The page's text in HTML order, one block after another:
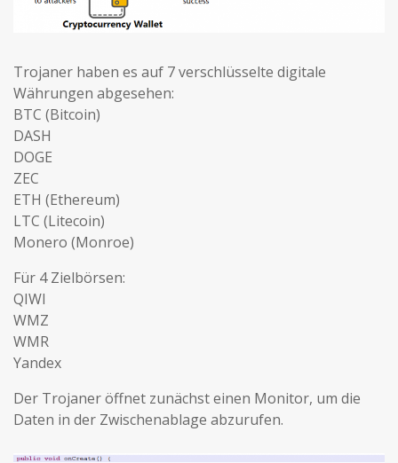
Trojaner haben es auf 7 verschlüsselte digitale
Währungen abgesehen:
BTC (Bitcoin)
DASH
DOGE
ZEC
ETH (Ethereum)
LTC (Litecoin)
Monero (Monroe)
Für 4 Zielbörsen:
QIWI
WMZ
WMR
Yandex
Der Trojaner öffnet zunächst einen Monitor, um die
Daten in der Zwischenablage abzurufen.